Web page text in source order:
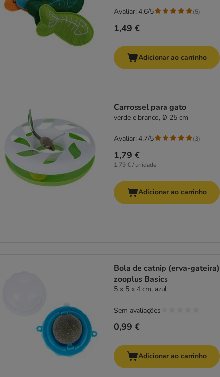
1,49 €
Avaliar: 4.6/5 (5)
Adicionar ao carrinho
Carrossel para gato
verde e branco, Ø 25 cm
1,79 €
1,79 € / unidade
Avaliar: 4.7/5 (3)
Adicionar ao carrinho
Bola de catnip (erva-gateira)
zooplus Basics
5 x 5 x 4 cm, azul
0,99 €
Sem avaliações
Adicionar ao carrinho